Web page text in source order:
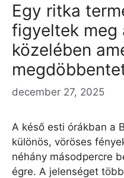
Egy ritka
figyeltek meg
közelében
december 27, 2025
A késő esti órákban a
különös, vöröses
néhány másodpercre
égre. A jelenséget